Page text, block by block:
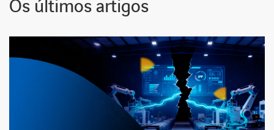
Os últimos artigos